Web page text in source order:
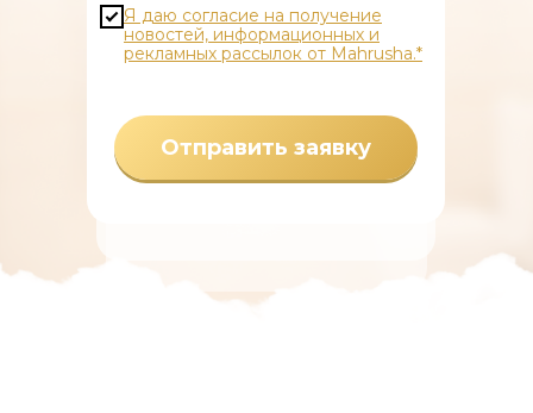
Я даю согласие на получение
новостей, информационных и
рекламных рассылок от Mahrusha.*
Отправить заявку